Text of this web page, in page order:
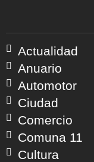
Actualidad
Anuario
Automotor
Ciudad
Comercio
Comuna 11
Cultura